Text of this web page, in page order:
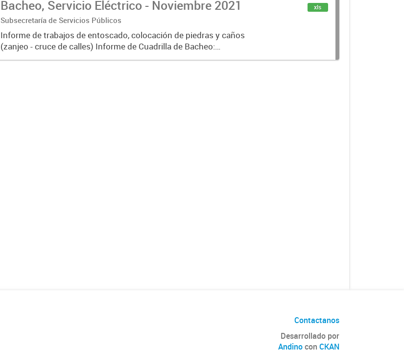
Bacheo, Servicio Eléctrico - Noviembre 2021
Subsecretaría de Servicios Públicos
Informe de trabajos de entoscado, colocación de piedras y caños
(zanjeo - cruce de calles) Informe de Cuadrilla de Bacheo:
albañilería y construcción, colocación de tapa registro,
xls
Contactanos
Desarrollado por
Andinocon CKAN